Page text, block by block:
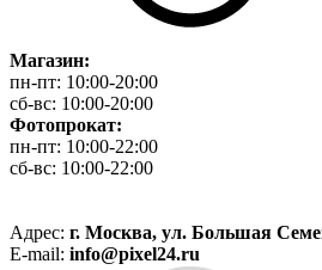
Магазин:
пн-пт: 10:00-20:00
сб-вс: 10:00-20:00
Фотопрокат:
пн-пт: 10:00-22:00
сб-вс: 10:00-22:00
Адрес: г. Москва, ул. Большая
E-mail: info@pixel24.ru